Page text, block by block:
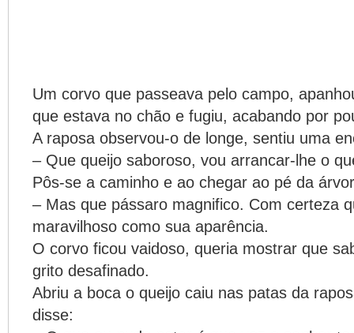
Um corvo que passeava pelo campo,
que estava no chão e fugiu, acabando por
A raposa observou-o de longe, sentiu uma
– Que queijo saboroso, vou arrancar-lhe o
Pôs-se a caminho e ao chegar ao pé da
– Mas que pássaro magnifico. Com certeza
maravilhoso como sua aparência.
O corvo ficou vaidoso, queria mostrar que
grito desafinado.
Abriu a boca o queijo caiu nas patas da
disse: